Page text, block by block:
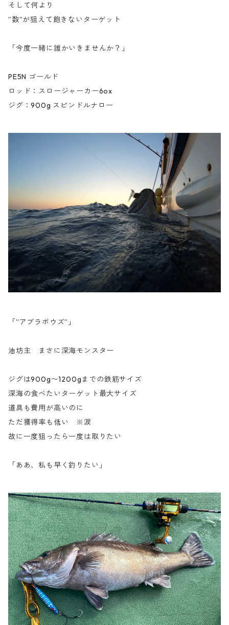
そして何より
”数”が狙えて飽きないターゲット
「今度一緒に誰かいきませんか？」
PE5N ゴールド
ロッド：スロージャーカー6ox
ジグ：900g スピンドルナロー
「”アブラボウズ”」
油坊主 まさに深海モンスター
ジグは900g〜1200gまでの鉄筋サイズ
深海の食べたいターゲット最大サイズ
道具も費用が高いのに
ただ獲得率も低い ※涙
故に一度狙ったら一度は取りたい
「ああ、私も早く釣りたい」